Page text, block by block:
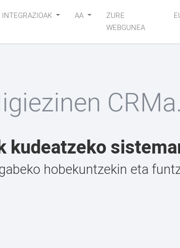
INTEGRAZIOAK AA
ZURE
WEBGUNEA
kudeatzeko
hobekuntzekin eta